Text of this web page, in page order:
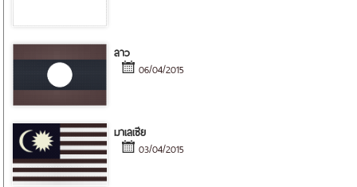
ลาว
06/04/2015
มาเลเซีย
03/04/2015